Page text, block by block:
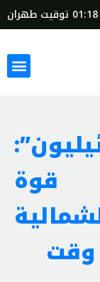
01:18 توقيت طهران
قوة
وقت